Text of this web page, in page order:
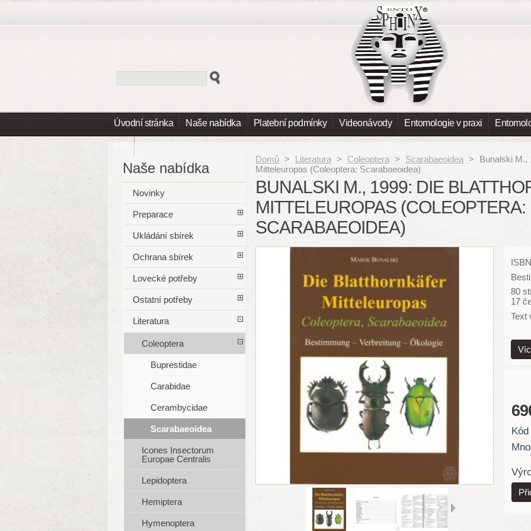
Úvodní stránka Naše nabídka Platební podmínky Videonávody Entomologie v praxi
Info
Domů > Literatura > Coleoptera > Scarabaeoidea >
Bunalski M.,
Mitteleuropas (Coleoptera: Scarabaeoidea)
BUNALSKI M., 1999: DIE
MITTELEUROPAS (COLEOPTERA:
SCARABAEOIDEA)
80
17
Text
Naše nabídka
Novinky
Preparace
Ukládání sbírek
Ochrana sbírek
Lovecké potřeby
Ostatní potřeby
Literatura
Coleoptera
Buprestidae
Carabidae
Cerambycidae
Scarabaeoidea
Icones Insectorum
Europae Centralis
Lepidoptera
Hemiptera
Hymenoptera